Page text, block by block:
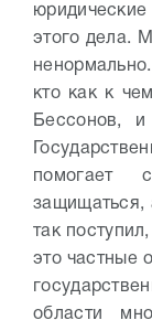
этого дела.
кто как к
Бессонов,
помогает
защищаться,
так
это частные
области